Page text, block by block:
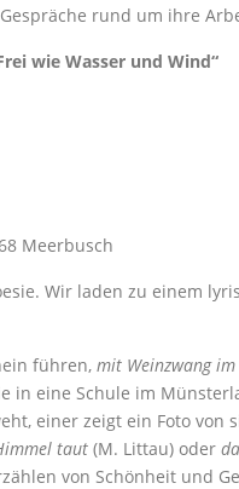
rund um ihre
wie Wasser und Wind“
Meerbusch
Wir laden zu einem
führen, mit Weinzwang
in eine Schule im
einer zeigt ein Foto von
taut (M. Littau) oder
von Schönheit und